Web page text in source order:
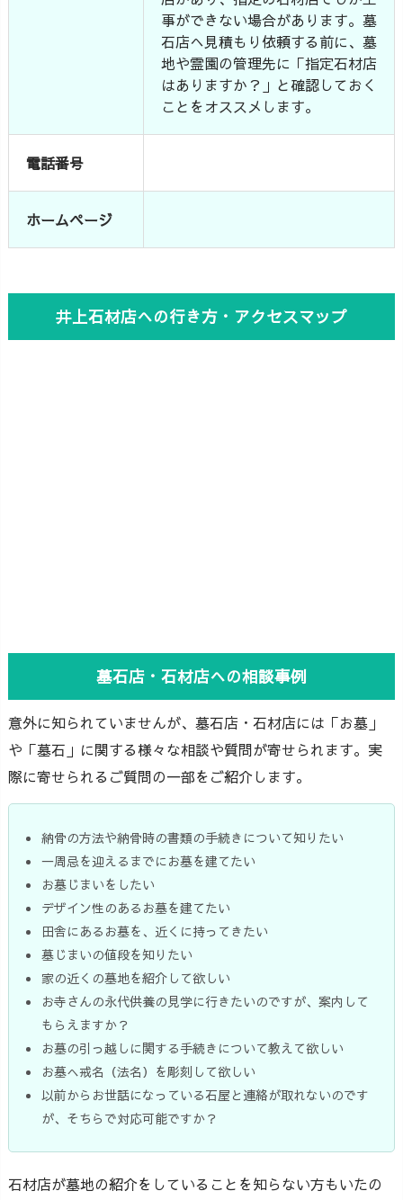
事ができない場合があります。墓
石店へ見積もり依頼する前に、墓
地や霊園の管理先に「指定石材店
はありますか？」と確認しておく
ことをオススメします。
電話番号
ホームページ
井上石材店への行き方・アクセスマップ
墓石店・石材店への相談事例
意外に知られていませんが、墓石店・石材店には「お墓」
や「墓石」に関する様々な相談や質問が寄せられます。実
際に寄せられるご質問の一部をご紹介します。
納骨の方法や納骨時の書類の手続きについて知りたい
一周忌を迎えるまでにお墓を建てたい
お墓じまいをしたい
デザイン性のあるお墓を建てたい
田舎にあるお墓を、近くに持ってきたい
墓じまいの値段を知りたい
家の近くの墓地を紹介して欲しい
お寺さんの永代供養の見学に行きたいのですが、案内して
もらえますか？
お墓の引っ越しに関する手続きについて教えて欲しい
お墓へ戒名（法名）を彫刻して欲しい
以前からお世話になっている石屋と連絡が取れないのです
が、そちらで対応可能ですか？
石材店が墓地の紹介をしていることを知らない方もいたの